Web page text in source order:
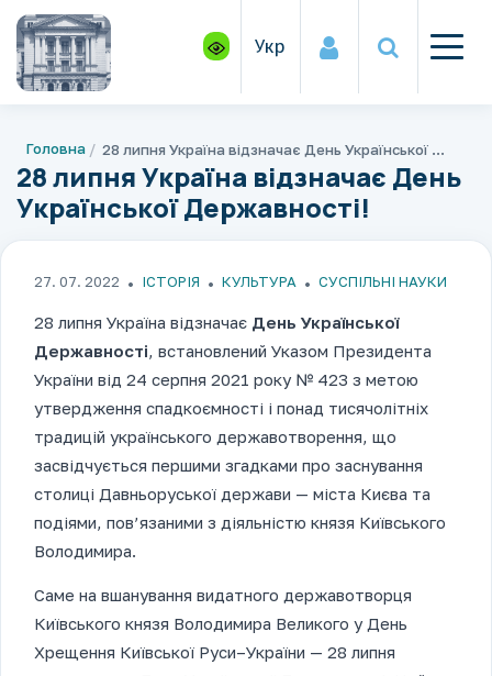
Укр
Головна 28 липня Україна відзначає День Української Державності!
28 липня Україна відзначає День
Української Державності!
27. 07. 2022 ІСТОРІЯ КУЛЬТУРА СУСПІЛЬНІ НАУКИ
28 липня Україна відзначає День Української
Державності, встановлений Указом Президента
України від 24 серпня 2021 року № 423 з метою
утвердження спадкоємності і понад тисячолітніх
традицій українського державотворення, що
засвідчується першими згадками про заснування
столиці Давньоруської держави — міста Києва та
подіями, пов’язаними з діяльністю князя Київського
Володимира.
Саме на вшанування видатного державотворця
Київського князя Володимира Великого у День
Хрещення Київської Руси–України — 28 липня